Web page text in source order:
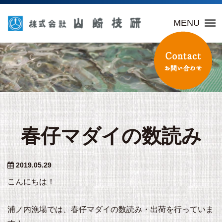
MENU
春仔マダイの数読み
2019.05.29
こんにちは！
浦ノ内漁場では、春仔マダイの数読み・出荷を行っていま